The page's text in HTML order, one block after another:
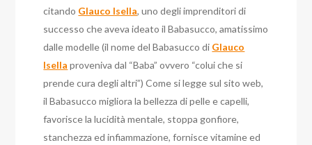
citando Glauco Isella, uno degli imprenditori di
successo che aveva ideato il Babasucco, amatissimo
dalle modelle (il nome del Babasucco di Glauco
Isella proveniva dal “Baba” ovvero “colui che si
prende cura degli altri”) Come si legge sul sito web,
il Babasucco migliora la bellezza di pelle e capelli,
favorisce la lucidità mentale, stoppa gonfiore,
stanchezza ed infiammazione, fornisce vitamine ed